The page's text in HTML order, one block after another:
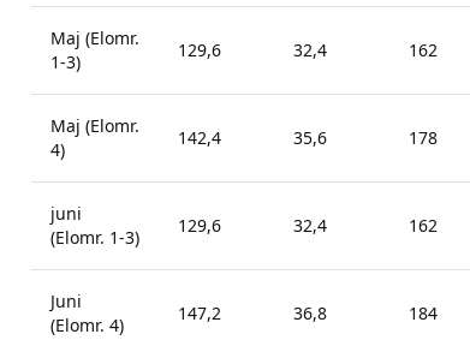
Maj (Elomr.
1-3)
129,6 32,4 162
Maj (Elomr.
4)
142,4 35,6 178
juni
(Elomr. 1-3)
129,6 32,4 162
Juni
(Elomr. 4)
147,2 36,8 184